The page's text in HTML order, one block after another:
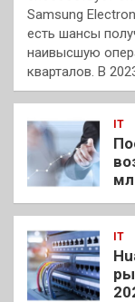
Samsung
есть шансы
наивысшую
кварталов. В
IT
IT